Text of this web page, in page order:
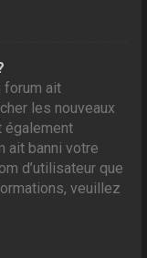
forum ait
les nouveaux
également
ait banni votre
d’utilisateur que
veuillez